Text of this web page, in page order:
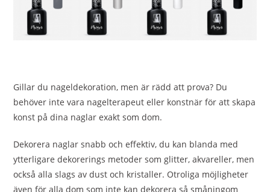
Gillar du nageldekoration, men är rädd att prova? Du
behöver inte vara nagelterapeut eller konstnär för att skapa
konst på dina naglar exakt som dom.
Dekorera naglar snabb och effektiv, du kan blanda med
ytterligare dekorerings metoder som glitter, akvareller, men
också alla slags av dust och kristaller. Otroliga möjligheter
även för alla dom som inte kan dekorera så småningom